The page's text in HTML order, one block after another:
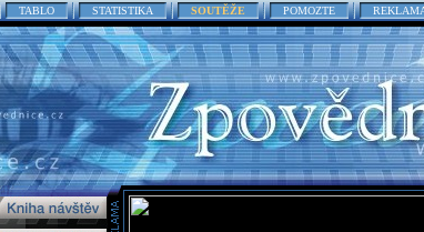
TABLO STATISTIKA SOUTĚŽE POMOZTE